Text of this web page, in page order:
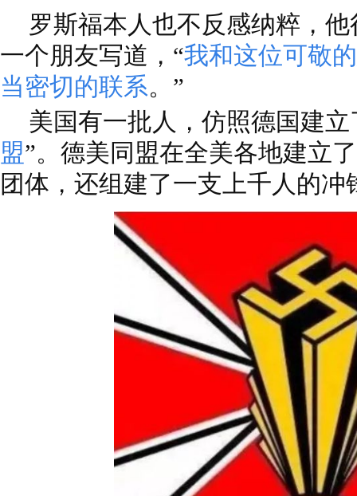
罗斯福本人也不反感纳粹，
一个朋友写道，“我和这位可敬
当密切的联系。”
美国有一批人，仿照德国建立
盟”。德美同盟在全美各地建立
团体，还组建了一支上千人的冲